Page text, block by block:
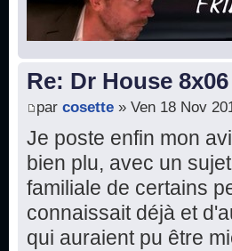
Re: Dr House
par cosette » Ven 18 Nov
Je poste enfin mon
bien plu, avec un
familiale de certains
connaissait déjà et
qui auraient pu être